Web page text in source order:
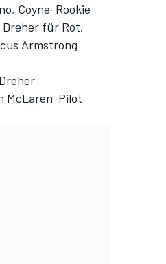
Coyne-Rookie
Dreher für Rot.
Armstrong
McLaren-Pilot